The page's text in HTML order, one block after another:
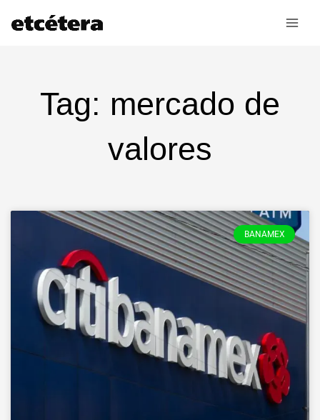
Tag: mercado de
valores
BANAMEX